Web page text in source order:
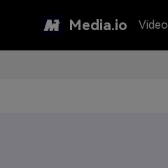
Media.io Video